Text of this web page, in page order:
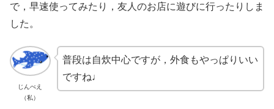
で，早速使ってみたり，友人のお店に遊びに行ったりしま
した。
じんべえ
（私）
普段は自炊中心ですが，外食もやっぱりいい
ですね♩